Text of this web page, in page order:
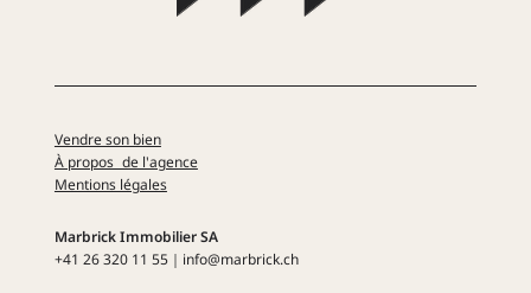
Marbrick Immobilier SA
+41 26 320 11 55​​｜info@marbrick.ch
Vendre son bien
À propos de l'agence
Mentions légales